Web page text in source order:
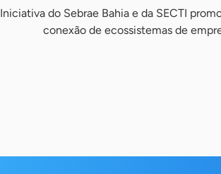
Iniciativa do Sebrae Bahia e da SECTI
conexão de ecossistemas de